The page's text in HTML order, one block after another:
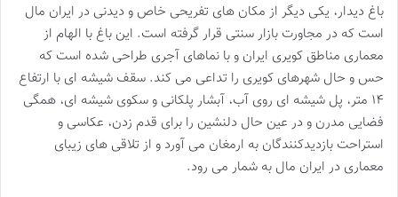
باغ دیدار، یکی دیگر از مکان های تفریحی خاص و دیدنی در ایران مال
است که در مجاورت بازار سنتی قرار گرفته است. این باغ با الهام از
معماری مناطق کویری ایران و با نماهای آجری طراحی شده است که
حس و حال شهرهای کویری را تداعی می کند. سقف شیشه ای با ارتفاع
۱۴ متر، پل شیشه ای روی آب، آبشار پلکانی و سکوی شیشه ای، همگی
فضایی مدرن و در عین حال دلنشین را برای قدم زدن، عکاسی و
استراحت بازدیدکنندگان به ارمغان می آورد و از تلاقی های زیبای
معماری در ایران مال به شمار می رود.